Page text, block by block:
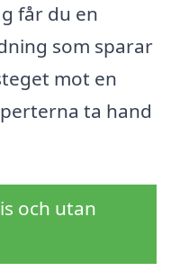
får du en
som sparar
mot en
ta hand
och utan